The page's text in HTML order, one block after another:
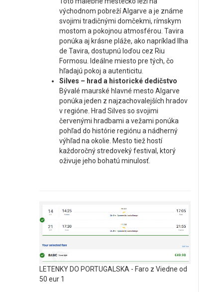
východnom pobreží Algarve a je známe
svojimi tradičnými domčekmi, rímskym
mostom a pokojnou atmosférou. Tavira
ponúka aj krásne pláže, ako napríklad Ilha
de Tavira, dostupnú loďou cez Riu
Formosu. Ideálne miesto pre tých, čo
hľadajú pokoj a autenticitu.
Silves – hrad a historické dedičstvo
Bývalé maurské hlavné mesto Algarve
ponúka jeden z najzachovalejších hradov
v regióne. Hrad Silves so svojimi
červenými hradbami a vežami ponúka
pohľad do histórie regiónu a nádherný
výhľad na okolie. Mesto tiež hostí
každoročný stredoveký festival, ktorý
oživuje jeho bohatú minulosť.
LETENKY DO PORTUGALSKA - Faro z Viedne od
50 eur 1